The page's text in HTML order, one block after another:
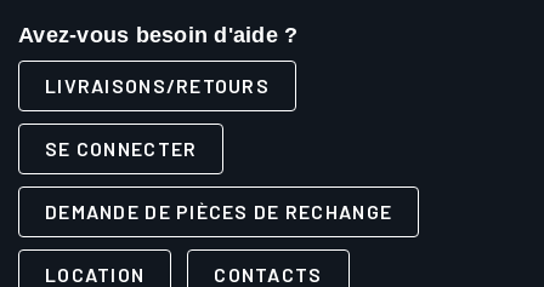
Avez-vous besoin d'aide ?
LIVRAISONS/RETOURS
SE CONNECTER
DEMANDE DE PIÈCES DE RECHANGE
LOCATION CONTACTS